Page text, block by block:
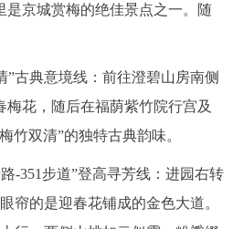
是京城赏梅的绝佳景点之一。随
典意境线：前往澄碧山房南侧
花，随后在福荫紫竹院行宫及
竹双清”的独特古典韵味。
351步道”登高寻芳线：进园右转
帘的是迎春花铺成的金色大道。